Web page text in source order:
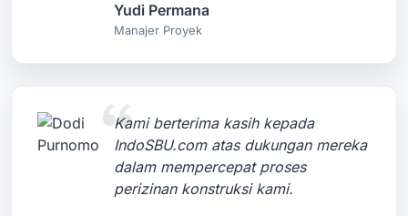
Yudi Permana
Manajer Proyek
Kami berterima kasih kepada
IndoSBU.com atas dukungan mereka
dalam mempercepat proses
perizinan konstruksi kami.